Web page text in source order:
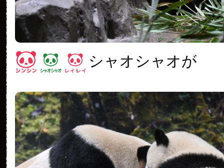
シャオシャオが